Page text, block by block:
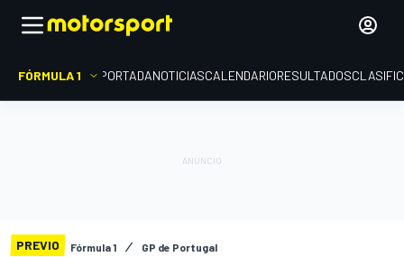
FÓRMULA 1 PORTADANOTICIASCALENDARIORESULTADOS
PREVIO Fórmula 1 GP de Portugal